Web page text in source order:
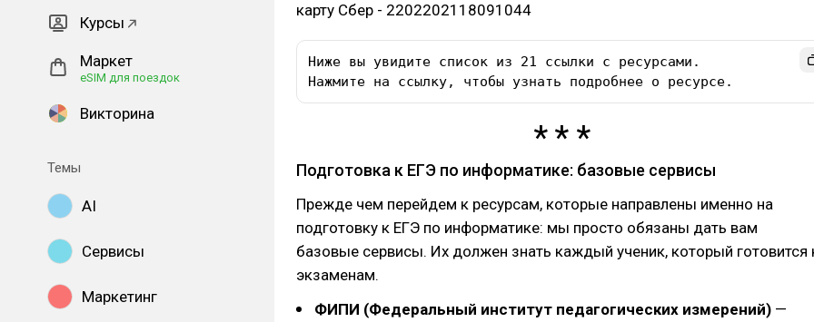
Курсы
Маркет
eSIM для поездок
Викторина
Темы
AI
Сервисы
Маркетинг
карту Сбер - 2202202118091044
Ниже вы увидите список из 21 ссылки с ресурсами.
Нажмите на ссылку, чтобы узнать подробнее о ресурсе.
Подготовка к ЕГЭ по информатике: базовые сервисы
Прежде чем перейдем к ресурсам, которые направлены именно на
подготовку к ЕГЭ по информатике: мы просто обязаны дать вам
базовые сервисы. Их должен знать каждый ученик, который готовится
экзаменам.
ФИПИ (Федеральный институт педагогических измерений) —